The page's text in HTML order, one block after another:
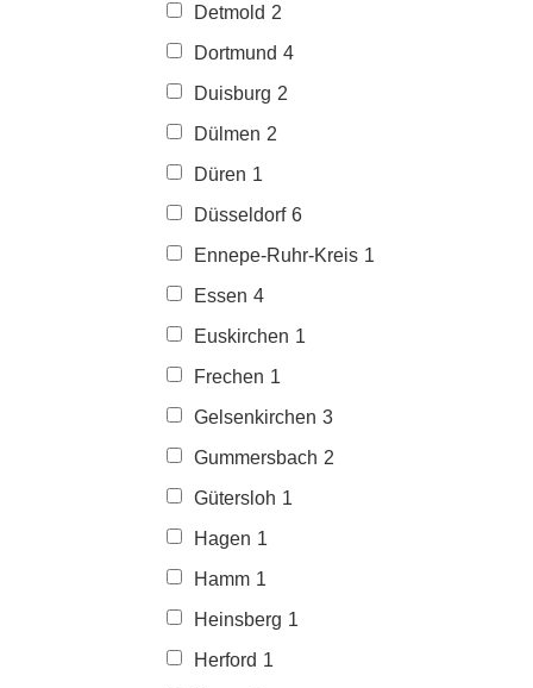
Detmold 2
Dortmund 4
Duisburg 2
Dülmen 2
Düren 1
Düsseldorf 6
Ennepe-Ruhr-Kreis 1
Essen 4
Euskirchen 1
Frechen 1
Gelsenkirchen 3
Gummersbach 2
Gütersloh 1
Hagen 1
Hamm 1
Heinsberg 1
Herford 1